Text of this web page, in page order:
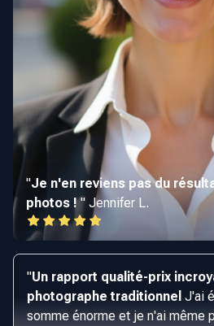
"Je n'en reviens pas du
photos ! " Jennifer L.
"Un rapport qualité-prix
photographe traditionnel J'ai
somme énorme et je n'ai même